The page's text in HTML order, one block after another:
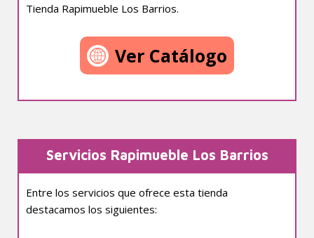
Tienda Rapimueble Los Barrios.
Ver Catálogo
Servicios Rapimueble Los Barrios
Entre los servicios que ofrece esta tienda
destacamos los siguientes: